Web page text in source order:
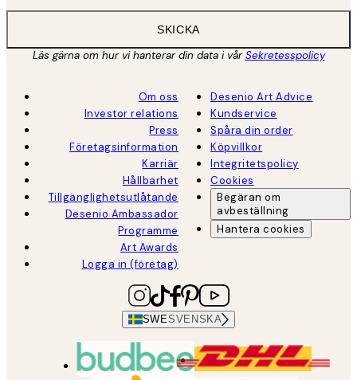
SKICKA
Läs gärna om hur vi hanterar din data i vårSekretesspolicy
Om oss
Investor relations
Press
Företagsinformation
Karriär
Hållbarhet
Tillgänglighetsutlåtande
Desenio Ambassador
Programme
Art Awards
Logga in (företag)
Desenio Art Advice
Kundservice
Spåra din order
Köpvillkor
Integritetspolicy
Cookies
Begäran om
avbeställning
Hantera cookies
SWESVENSKA